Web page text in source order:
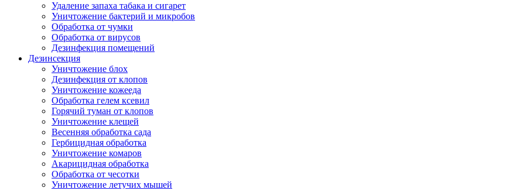
Удаление запаха табака и сигарет
Уничтожение бактерий и микробов
Обработка от чумки
Обработка от вирусов
Дезинфекция помещений
Дезинсекция
Уничтожение блох
Дезинфекция от клопов
Уничтожение кожееда
Обработка гелем ксевил
Горячий туман от клопов
Уничтожение клещей
Весенняя обработка сада
Гербицидная обработка
Уничтожение комаров
Акарицидная обработка
Обработка от чесотки
Уничтожение летучих мышей